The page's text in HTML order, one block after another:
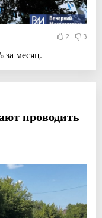
2 3
за месяц.
проводить